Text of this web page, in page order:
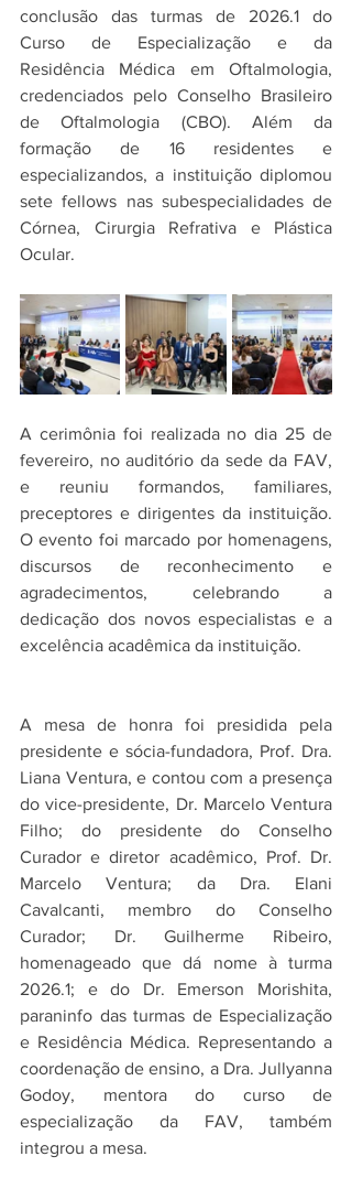
conclusão das turmas de 2026.1 do
Curso de Especialização e da
Residência Médica em Oftalmologia,
credenciados pelo Conselho Brasileiro
de Oftalmologia (CBO). Além da
formação de 16 residentes e
especializandos, a instituição diplomou
sete fellows nas subespecialidades de
Córnea, Cirurgia Refrativa e Plástica
Ocular.
A cerimônia foi realizada no dia 25 de
fevereiro, no auditório da sede da FAV,
e reuniu formandos, familiares,
preceptores e dirigentes da instituição.
O evento foi marcado por homenagens,
discursos de reconhecimento e
agradecimentos, celebrando a
dedicação dos novos especialistas e a
excelência acadêmica da instituição.
A mesa de honra foi presidida pela
presidente e sócia-fundadora, Prof. Dra.
Liana Ventura, e contou com a presença
do vice-presidente, Dr. Marcelo Ventura
Filho; do presidente do Conselho
Curador e diretor acadêmico, Prof. Dr.
Marcelo Ventura; da Dra. Elani
Cavalcanti, membro do Conselho
Curador; Dr. Guilherme Ribeiro,
homenageado que dá nome à turma
2026.1; e do Dr. Emerson Morishita,
paraninfo das turmas de Especialização
e Residência Médica. Representando a
coordenação de ensino, a Dra. Jullyanna
Godoy, mentora do curso de
especialização da FAV, também
integrou a mesa.